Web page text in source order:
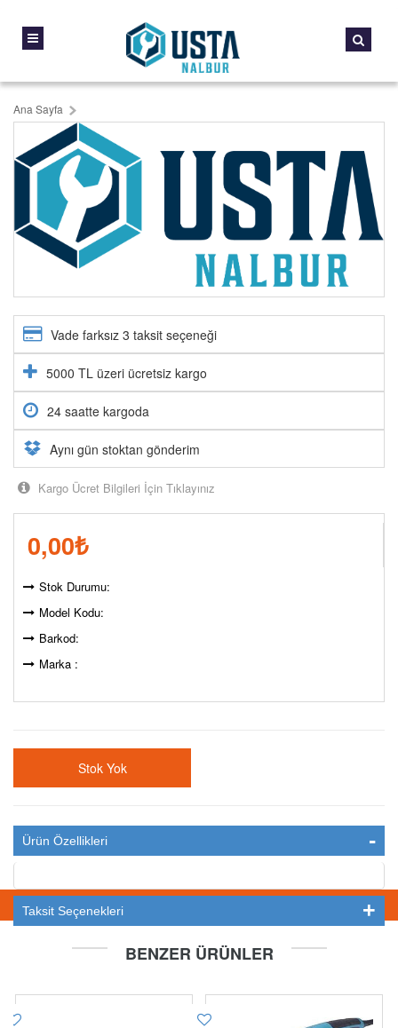
Ana Sayfa
Vade farksız 3 taksit seçeneği
5000 TL üzeri ücretsiz kargo
24 saatte kargoda
Aynı gün stoktan gönderim
Kargo Ücret Bilgileri İçin Tıklayınız
0,00₺
Stok Durumu:
Model Kodu:
Barkod:
Marka :
Stok Yok
Ürün Özellikleri
Taksit Seçenekleri
BENZER ÜRÜNLER